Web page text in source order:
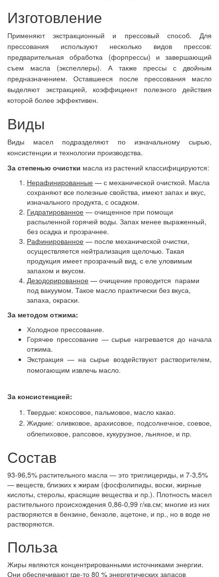
Изготовление
Применяют экстракционный и прессовый способ. Для
прессования используют несколько видов прессов:
предварительная обработка (форпрессы) и завершающий
съем масла (экспеллеры). А также прессы с двойным
предназначением. Оставшееся после прессования масло
выделяют экстракцией, коэффициент полезного действия
которой более эффективен.
Виды
Виды масел подразделяют по изначальному сырью,
консистенции и технологии производства.
За степенью очистки масла из растений классифицируются:
Нерафинированные — с механической очисткой. Масла
сохраняют все полезные свойства, имеют запах и вкус,
изначального продукта, с осадком.
Гидратированное — очищенное при помощи
распыленной горячей воды. Запах менее выраженный,
без осадка и прозрачнее.
Рафинированное — после механической очистки,
осуществляется нейтрализация щелочью. Такая
продукция имеет прозрачный вид, с еле уловимым
запахом и вкусом.
Дезодорированное — очищение проводится парами
под вакуумом. Такое масло практически без вкуса,
запаха, окраски.
За методом отжима:
Холодное прессование.
Горячее прессование — сырье нагревается до начала
отжима.
Экстракция — на сырье воздействуют растворителем,
помогающим извлечь масло.
За консистенцией:
Твердые: кокосовое, пальмовое, масло какао.
Жидкие: оливковое, арахисовое, подсолнечное, соевое,
облепиховое, рапсовое, кукурузное, льняное, и пр.
Состав
93-96,5% растительного масла — это триглицериды, и 7-3,5%
— веществ, близких к жирам (фосфолипиды, воски, жирные
кислоты, стеролы, красящие вещества и пр.). Плотность масел
растительного происхождения 0,86-0,99 г/кв.см; многие из них
растворяются в бензине, бензоле, ацетоне, и пр., но в воде не
растворяются.
Польза
Жиры являются концентрированными источниками энергии.
Они обеспечивают где-то 80 % энергетических запасов